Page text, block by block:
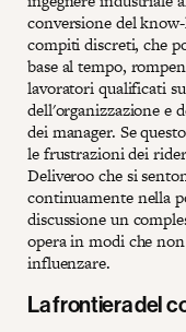
conversione del
compiti discreti, che
base al tempo,
lavoratori qualificati
dell'organizzazione e
dei manager. Se
le frustrazioni dei
Deliveroo che si
continuamente nella
discussione un
opera in modi che
influenzare.
La frontiera del